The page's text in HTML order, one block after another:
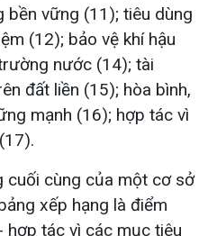
bền vững (11); tiêu dùng
(12); bảo vệ khí hậu
nước (14); tài
đất liền (15); hòa bình,
mạnh (16); hợp tác vì
cuối cùng của một cơ sở
xếp hạng là điểm
hợp tác vì các mục tiêu